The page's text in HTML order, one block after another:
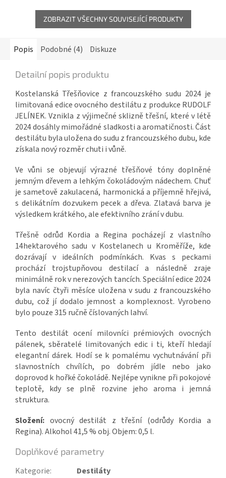
ZOBRAZIT VŠECHNY SOUVISEJÍCÍ PRODUKTY
Popis Podobné (4) Diskuze
Detailní popis produktu
Kostelanská Třešňovice z francouzského sudu 2024 je
limitovaná edice ovocného destilátu z produkce RUDOLF
JELÍNEK. Vznikla z výjimečné sklizně třešní, které v létě
2024 dosáhly mimořádné sladkosti a aromatičnosti. Část
destilátu byla uložena do sudu z francouzského dubu, kde
získala nový rozměr chuti i vůně.
Ve vůni se objevují výrazné třešňové tóny doplněné
jemným dřevem a lehkým čokoládovým nádechem. Chuť
je sametově zakulacená, harmonická a příjemně hřejivá,
s delikátním dozvukem pecek a dřeva. Zlatavá barva je
výsledkem krátkého, ale efektivního zrání v dubu.
Třešně odrůd Kordia a Regina pocházejí z vlastního
14hektarového sadu v Kostelanech u Kroměříže, kde
dozrávají v ideálních podmínkách. Kvas s peckami
prochází trojstupňovou destilací a následně zraje
minimálně rok v nerezových tancích. Speciální edice 2024
byla navíc čtyři měsíce uložena v sudu z francouzského
dubu, což jí dodalo jemnost a komplexnost. Vyrobeno
bylo pouze 315 ručně číslovaných lahví.
Tento destilát ocení milovníci prémiových ovocných
pálenek, sběratelé limitovaných edic i ti, kteří hledají
elegantní dárek. Hodí se k pomalému vychutnávání při
slavnostních chvílích, po dobrém jídle nebo jako
doprovod k hořké čokoládě. Nejlépe vynikne při pokojové
teplotě, kdy se plně rozvine jeho aroma i jemná
struktura.
Složení: ovocný destilát z třešní (odrůdy Kordia a
Regina). Alkohol 41,5 % obj. Objem: 0,5 l.
Doplňkové parametry
Kategorie:
Destiláty